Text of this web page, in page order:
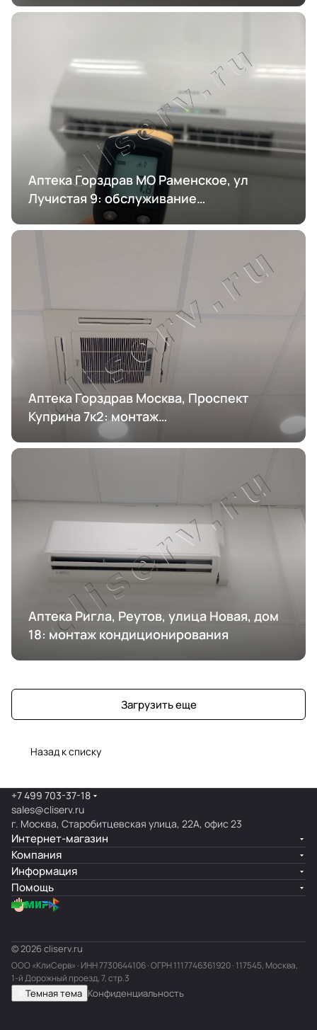
Аптека Горздрав МО Раменское, ул
Лучистая 9: обслуживание
кондиционирования
Аптека Горздрав Москва, Проспект
Куприна 7к2: монтаж
кондиционирования
Аптека Ригла, Реутов, улица Новая, дом
18: монтаж кондиционирования
Загрузить еще
Назад к списку
+7 499 703-37-18
sales@cliserv.ru
г. Москва, Старобитцевская улица, 22А, офис 23
Интернет-магазин
Компания
Информация
Помощь
© 2026 cliserv.ru
ООО «КлиСерв» · ИНН7730644106· ОГРН 1117746361920 · 117545, Москва,
1-й Дорожный проезд, 7, стр.3
Темная тема Конфиденциальность